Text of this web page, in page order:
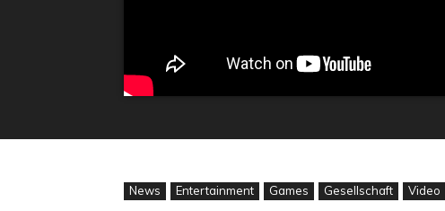
News Entertainment Games Gesellschaft Video